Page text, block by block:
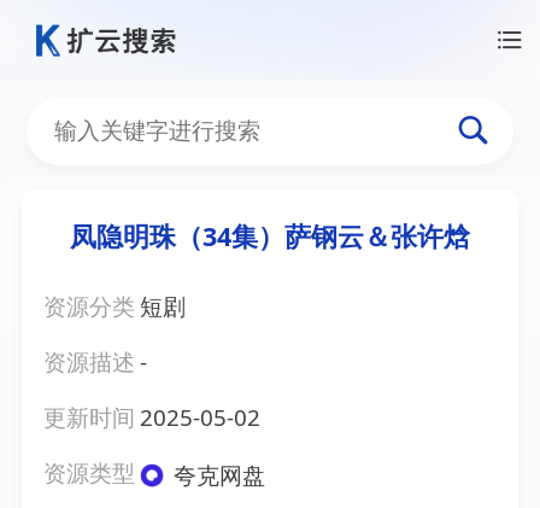
凤隐明珠（34集）萨钢云＆张许焓
资源分类 短剧
资源描述-
更新时间 2025-05-02
资源类型
夸克网盘